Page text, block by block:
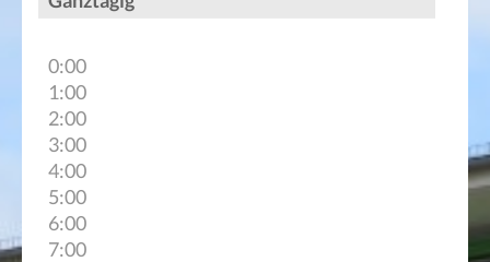
0:00
1:00
2:00
3:00
4:00
5:00
6:00
7:00